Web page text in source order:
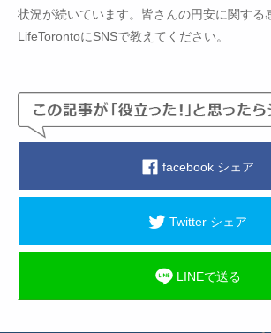
状況が続いています。皆さんの円安に関する
LifeTorontoにSNSで教えてください。
facebook シェア
Twitter シェア
LINEで送る